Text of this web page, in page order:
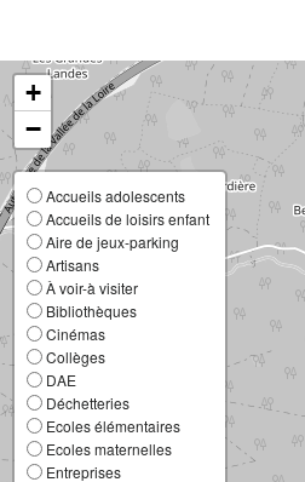
+
−
Accueils adolescents
Accueils de loisirs enfant
Aire de jeux-parking
Artisans
À voir-à visiter
Bibliothèques
Cinémas
Collèges
DAE
Déchetteries
Ecoles élémentaires
Ecoles maternelles
Entreprises